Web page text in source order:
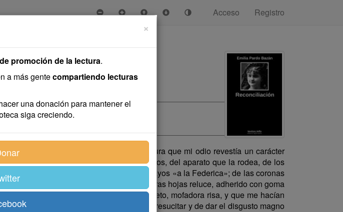
Acceso
Registro
los mortales! Pero se me figura que mi odio revestía un carácter
ridícula, y me burlaba de sus gestos, del aparato que la rodea, de los
templetes, de los cocheros y lacayos «a la Federica»; de las coronas
tamaños como berzas sobre cuyas negras hojas reluce, adherido con goma
que me inspiraban en vez de respeto, mofadora risa, y que me hacían
Como «me lleven» así..., soy capaz de resucitar y de dar el disgusto magno
×
promoción de la lectura.
a más gentecompartiendo lecturas
una donación para mantener el
siga creciendo.